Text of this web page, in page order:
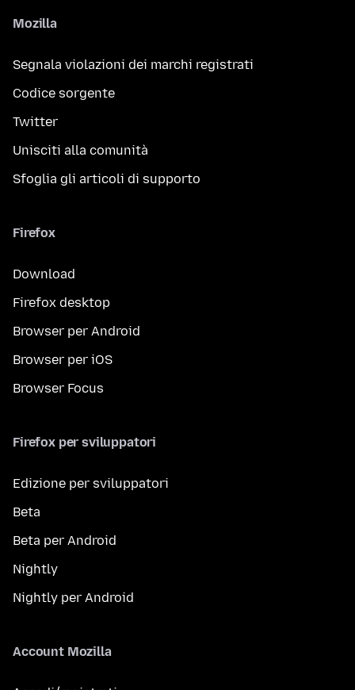
Mozilla
Segnala violazioni dei marchi registrati
Codice sorgente
Twitter
Unisciti alla comunità
Sfoglia gli articoli di supporto
Firefox
Download
Firefox desktop
Browser per Android
Browser per iOS
Browser Focus
Firefox per sviluppatori
Edizione per sviluppatori
Beta
Beta per Android
Nightly
Nightly per Android
Account Mozilla